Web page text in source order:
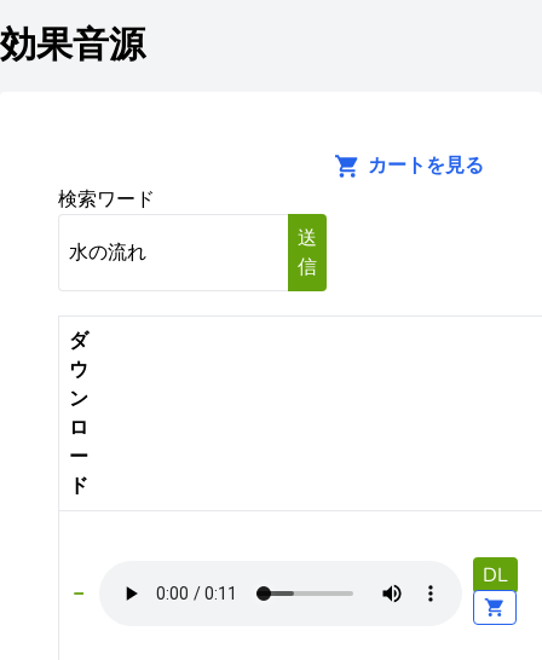
効果音源
カートを見る
検索ワード
送
信
ダ
ウ
ン
ロ
ー
ド
DL